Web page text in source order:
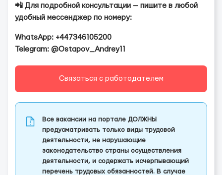
📲 Для подробной консультации — пишите в любой
удобный мессенджер по номеру:
WhatsApp: +447346105200
Telegram: @Ostapov_Andrey11
Связаться с работодателем
Все вакансии на портале ДОЛЖНЫ
предусматривать только виды трудовой
деятельности, не нарушающие
законодательство страны осуществления
деятельности, и содержать исчерпывающий
перечень трудовых обязанностей. В случае